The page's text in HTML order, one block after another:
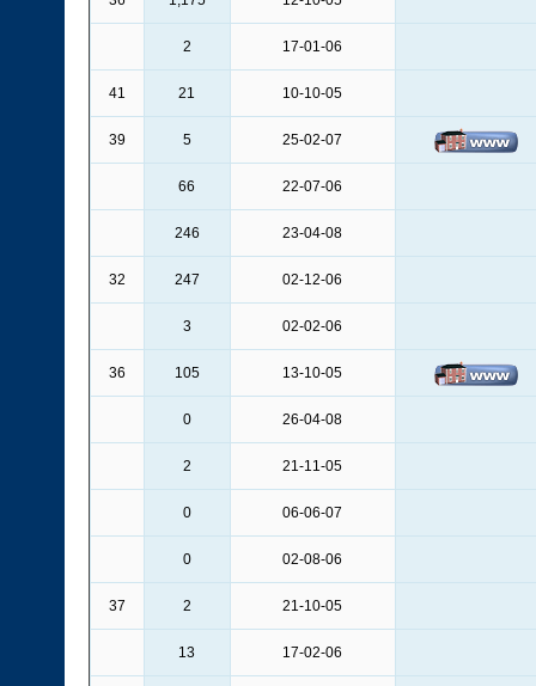
17-01-06
2
10-10-05
21
41
25-02-07
5
39
22-07-06
66
23-04-08
246
02-12-06
247
32
02-02-06
3
13-10-05
105
36
26-04-08
0
21-11-05
2
06-06-07
0
02-08-06
0
21-10-05
2
37
17-02-06
13